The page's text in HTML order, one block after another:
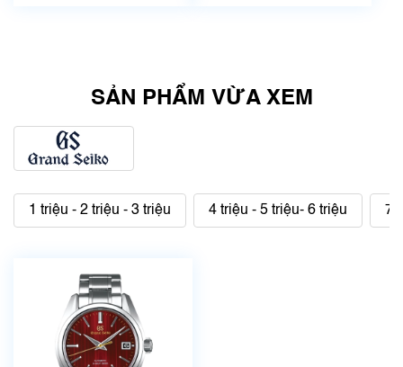
SẢN PHẨM VỪA XEM
1 triệu - 2 triệu - 3 triệu 4 triệu - 5 triệu- 6 triệu 7